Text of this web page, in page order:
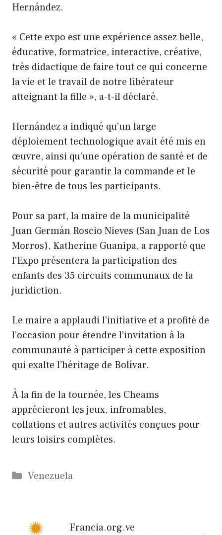
Hernández.
« Cette expo est une expérience assez belle,
éducative, formatrice, interactive, créative,
très didactique de faire tout ce qui concerne
la vie et le travail de notre libérateur
atteignant la fille », a-t-il déclaré.
Hernández a indiqué qu’un large
déploiement technologique avait été mis en
œuvre, ainsi qu’une opération de santé et de
sécurité pour garantir la commande et le
bien-être de tous les participants.
Pour sa part, la maire de la municipalité
Juan Germán Roscio Nieves (San Juan de Los
Morros), Katherine Guanipa, a rapporté que
l’Expo présentera la participation des
enfants des 35 circuits communaux de la
juridiction.
Le maire a applaudi l’initiative et a profité de
l’occasion pour étendre l’invitation à la
communauté à participer à cette exposition
qui exalte l’héritage de Bolívar.
À la fin de la tournée, les Cheams
apprécieront les jeux, infromables,
collations et autres activités conçues pour
leurs loisirs complètes.
Catégories
Venezuela
Francia.org.ve